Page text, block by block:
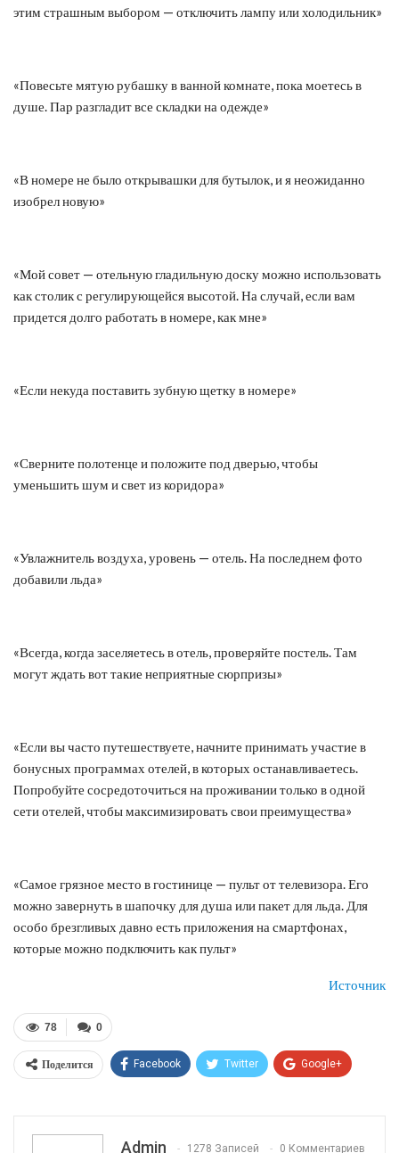
этим страшным выбором — отключить лампу или холодильник»
«Повесьте мятую рубашку в ванной комнате, пока моетесь в
душе. Пар разгладит все складки на одежде»
«В номере не было открывашки для бутылок, и я неожиданно
изобрел новую»
«Мой совет — отельную гладильную доску можно использовать
как столик с регулирующейся высотой. На случай, если вам
придется долго работать в номере, как мне»
«Если некуда поставить зубную щетку в номере»
«Сверните полотенце и положите под дверью, чтобы
уменьшить шум и свет из коридора»
«Увлажнитель воздуха, уровень — отель. На последнем фото
добавили льда»
«Всегда, когда заселяетесь в отель, проверяйте постель. Там
могут ждать вот такие неприятные сюрпризы»
«Если вы часто путешествуете, начните принимать участие в
бонусных программах отелей, в которых останавливаетесь.
Попробуйте сосредоточиться на проживании только в одной
сети отелей, чтобы максимизировать свои преимущества»
«Самое грязное место в гостинице — пульт от телевизора. Его
можно завернуть в шапочку для душа или пакет для льда. Для
особо брезгливых давно есть приложения на смартфонах,
которые можно подключить как пульт»
Источник
0
78
Поделится Facebook Twitter Google+
Admin 1278 Записей 0 Комментариев